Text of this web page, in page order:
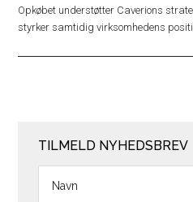
Opkøbet understøtter Caverions
styrker samtidig virksomhedens
TILMELD NYHEDSBREV